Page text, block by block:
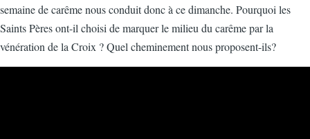
semaine de carême nous conduit donc à ce dimanche. Pourquoi les
Saints Pères ont-il choisi de marquer le milieu du carême par la
vénération de la Croix ? Quel cheminement nous proposent-ils?